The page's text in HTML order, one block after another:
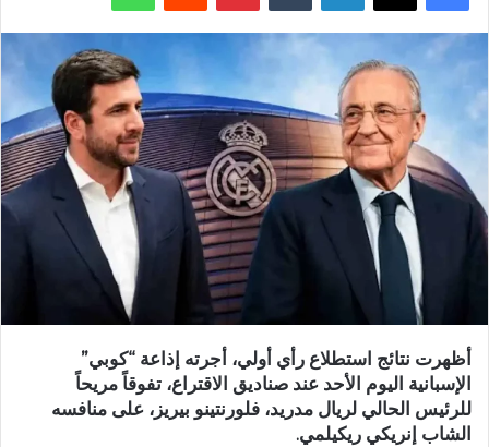
أظهرت نتائج استطلاع رأي أولي، أجرته إذاعة “كوبي”
الإسبانية اليوم الأحد عند صناديق الاقتراع، تفوقاً مريحاً
للرئيس الحالي لريال مدريد، فلورنتينو بيريز، على منافسه
الشاب إنريكي ريكيلمي.